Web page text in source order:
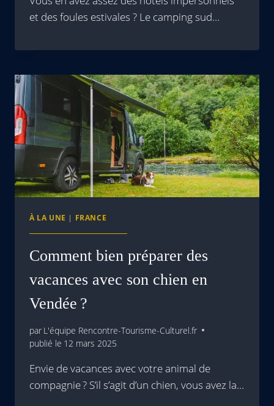
et des foules estivales ? Le camping sud…
À LA UNE | FRANCE
Comment bien préparer des
vacances avec son chien en
Vendée ?
par L'équipe Rencontre-Tourisme-Culturel.fr
publié le 12 mars 2025
Envie de vacances avec votre animal de
compagnie ? S’il s’agit d’un chien, vous avez la…